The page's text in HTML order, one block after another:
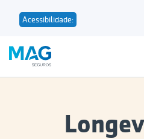
Acessibilidade: